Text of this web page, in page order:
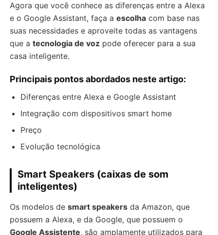
Agora que você conhece as diferenças entre a Alexa
e o Google Assistant, faça a escolha com base nas
suas necessidades e aproveite todas as vantagens
que a tecnologia de voz pode oferecer para a sua
casa inteligente.
Principais pontos abordados neste artigo:
Diferenças entre Alexa e Google Assistant
Integração com dispositivos smart home
Preço
Evolução tecnológica
Smart Speakers (caixas de som
inteligentes)
Os modelos de smart speakers da Amazon, que
possuem a Alexa, e da Google, que possuem o
Google Assistente, são amplamente utilizados para